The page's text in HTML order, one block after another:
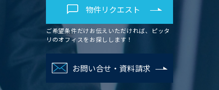
物件リクエスト
ご希望条件だけお伝えいただければ、ピッタ
リのオフィスをお探しします！
お問い合せ・資料請求